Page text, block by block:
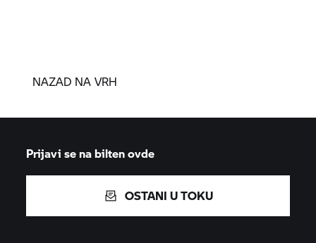
NAZAD NA VRH
Prijavi se na bilten ovde
OSTANI U TOKU